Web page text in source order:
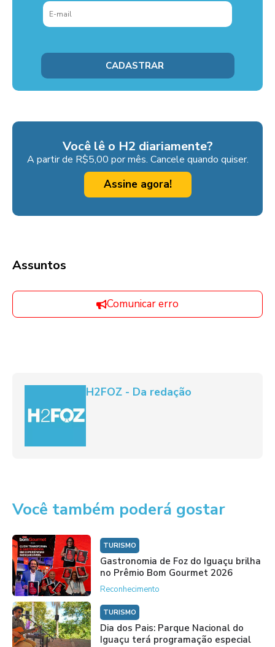
Você lê o H2 diariamente?
A partir de R$5,00 por mês. Cancele quando quiser.
Assine agora!
Assuntos
Comunicar erro
H2FOZ - Da redação
Você também poderá gostar
TURISMO
Gastronomia de Foz do Iguaçu brilha
no Prêmio Bom Gourmet 2026
Reconhecimento
TURISMO
Dia dos Pais: Parque Nacional do
Iguaçu terá programação especial